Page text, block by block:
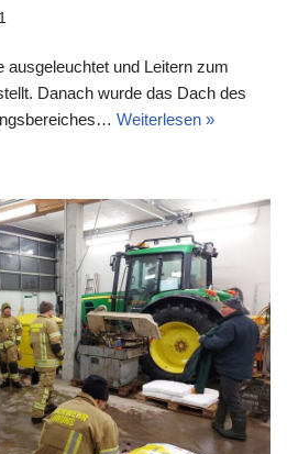
ausgeleuchtet und Leitern zum
Danach wurde das Dach des
Weiterlesen »